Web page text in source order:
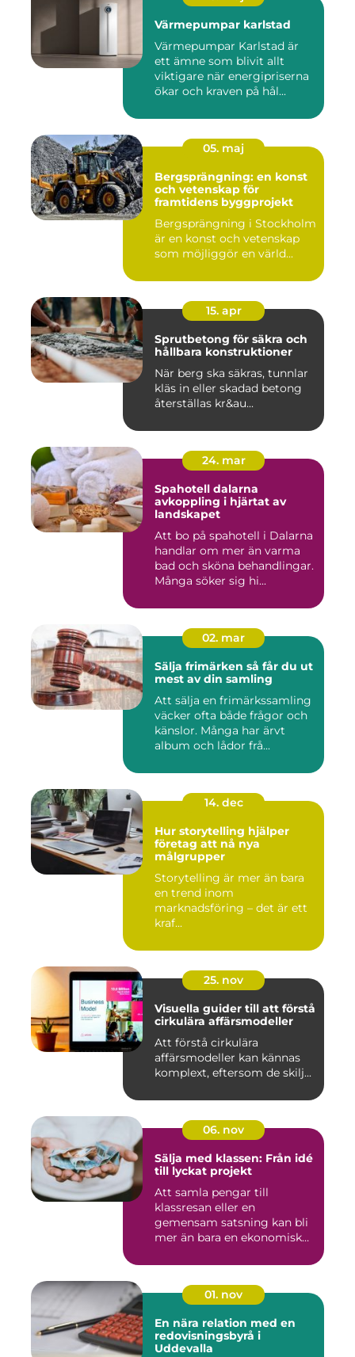
Värmepumpar karlstad
Värmepumpar Karlstad är
ett ämne som blivit allt
viktigare när energipriserna
ökar och kraven på hål...
05. maj
Bergsprängning: en konst
och vetenskap för
framtidens byggprojekt
Bergsprängning i Stockholm
är en konst och vetenskap
som möjliggör en värld...
15. apr
Sprutbetong för säkra och
hållbara konstruktioner
När berg ska säkras, tunnlar
kläs in eller skadad betong
återställas kr&au...
24. mar
Spahotell dalarna
avkoppling i hjärtat av
landskapet
Att bo på spahotell i Dalarna
handlar om mer än varma
bad och sköna behandlingar.
Många söker sig hi...
02. mar
Sälja frimärken så får du ut
mest av din samling
Att sälja en frimärkssamling
väcker ofta både frågor och
känslor. Många har ärvt
album och lådor frå...
14. dec
Hur storytelling hjälper
företag att nå nya
målgrupper
Storytelling är mer än bara
en trend inom
marknadsföring – det är ett
kraf...
25. nov
Visuella guider till att förstå
cirkulära affärsmodeller
Att förstå cirkulära
affärsmodeller kan kännas
komplext, eftersom de skilj...
06. nov
Sälja med klassen: Från idé
till lyckat projekt
Att samla pengar till
klassresan eller en
gemensam satsning kan bli
mer än bara en ekonomisk
01. nov
En nära relation med en
redovisningsbyrå i
Uddevalla